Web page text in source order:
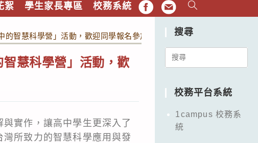
絮 學生家長專區 校務系統 FB EMAIL
智慧科學營」活動，歡迎同學報名參加
慧科學營」活動，歡
實作，讓高中學生更深入了
所致力的智慧科學應用與發
搜尋
Search
校務平台系統
1campus 校務系
統